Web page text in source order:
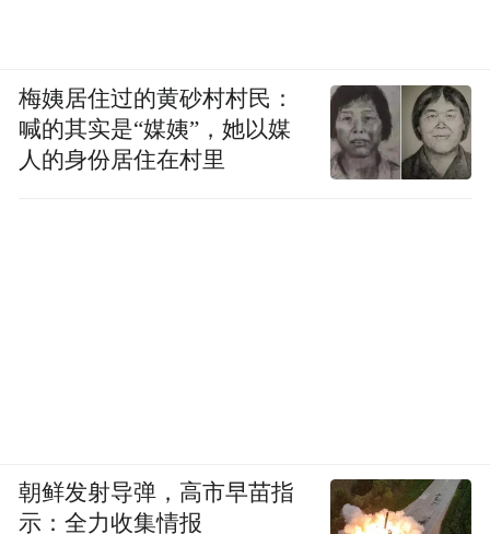
梅姨居住过的黄砂村村民：
喊的其实是“媒姨”，她以媒
人的身份居住在村里
朝鲜发射导弹，高市早苗指
示：全力收集情报